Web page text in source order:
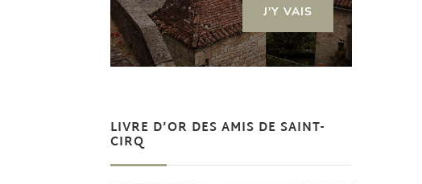
J'Y VAIS
LIVRE D’OR DES AMIS DE SAINT-
CIRQ